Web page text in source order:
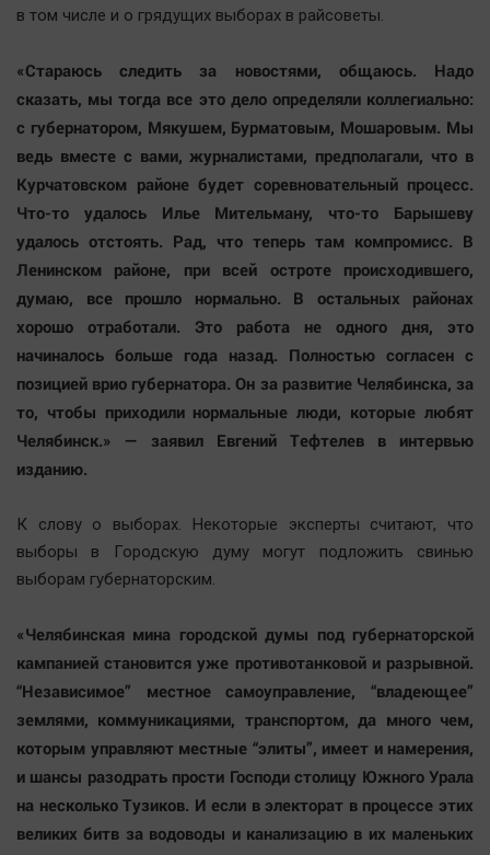
в том числе и о грядущих выборах в райсоветы.
«Стараюсь следить за новостями, общаюсь. Надо
сказать, мы тогда все это дело определяли коллегиально:
с губернатором, Мякушем, Бурматовым, Мошаровым. Мы
ведь вместе с вами, журналистами, предполагали, что в
Курчатовском районе будет соревновательный процесс.
Что-то удалось Илье Мительману, что-то Барышеву
удалось отстоять. Рад, что теперь там компромисс. В
Ленинском районе, при всей остроте происходившего,
думаю, все прошло нормально. В остальных районах
хорошо отработали. Это работа не одного дня, это
начиналось больше года назад. Полностью согласен с
позицией врио губернатора. Он за развитие Челябинска, за
то, чтобы приходили нормальные люди, которые любят
Челябинск.» — заявил Евгений Тефтелев в интервью
изданию.
К слову о выборах. Некоторые эксперты считают, что
выборы в Городскую думу могут подложить свинью
выборам губернаторским.
«Челябинская мина городской думы под губернаторской
кампанией становится уже противотанковой и разрывной.
“Независимое” местное самоуправление, “владеющее”
землями, коммуникациями, транспортом, да много чем,
которым управляют местные “элиты”, имеет и намерения,
и шансы разодрать прости Господи столицу Южного Урала
на несколько Тузиков. И если в электорат в процессе этих
великих битв за водоводы и канализацию в их маленьких